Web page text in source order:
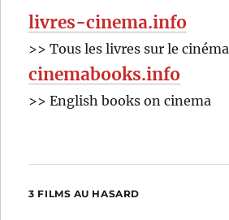
livres-cinema.info
>> Tous les livres sur le cinéma
cinemabooks.info
>> English books on cinema
3 FILMS AU HASARD